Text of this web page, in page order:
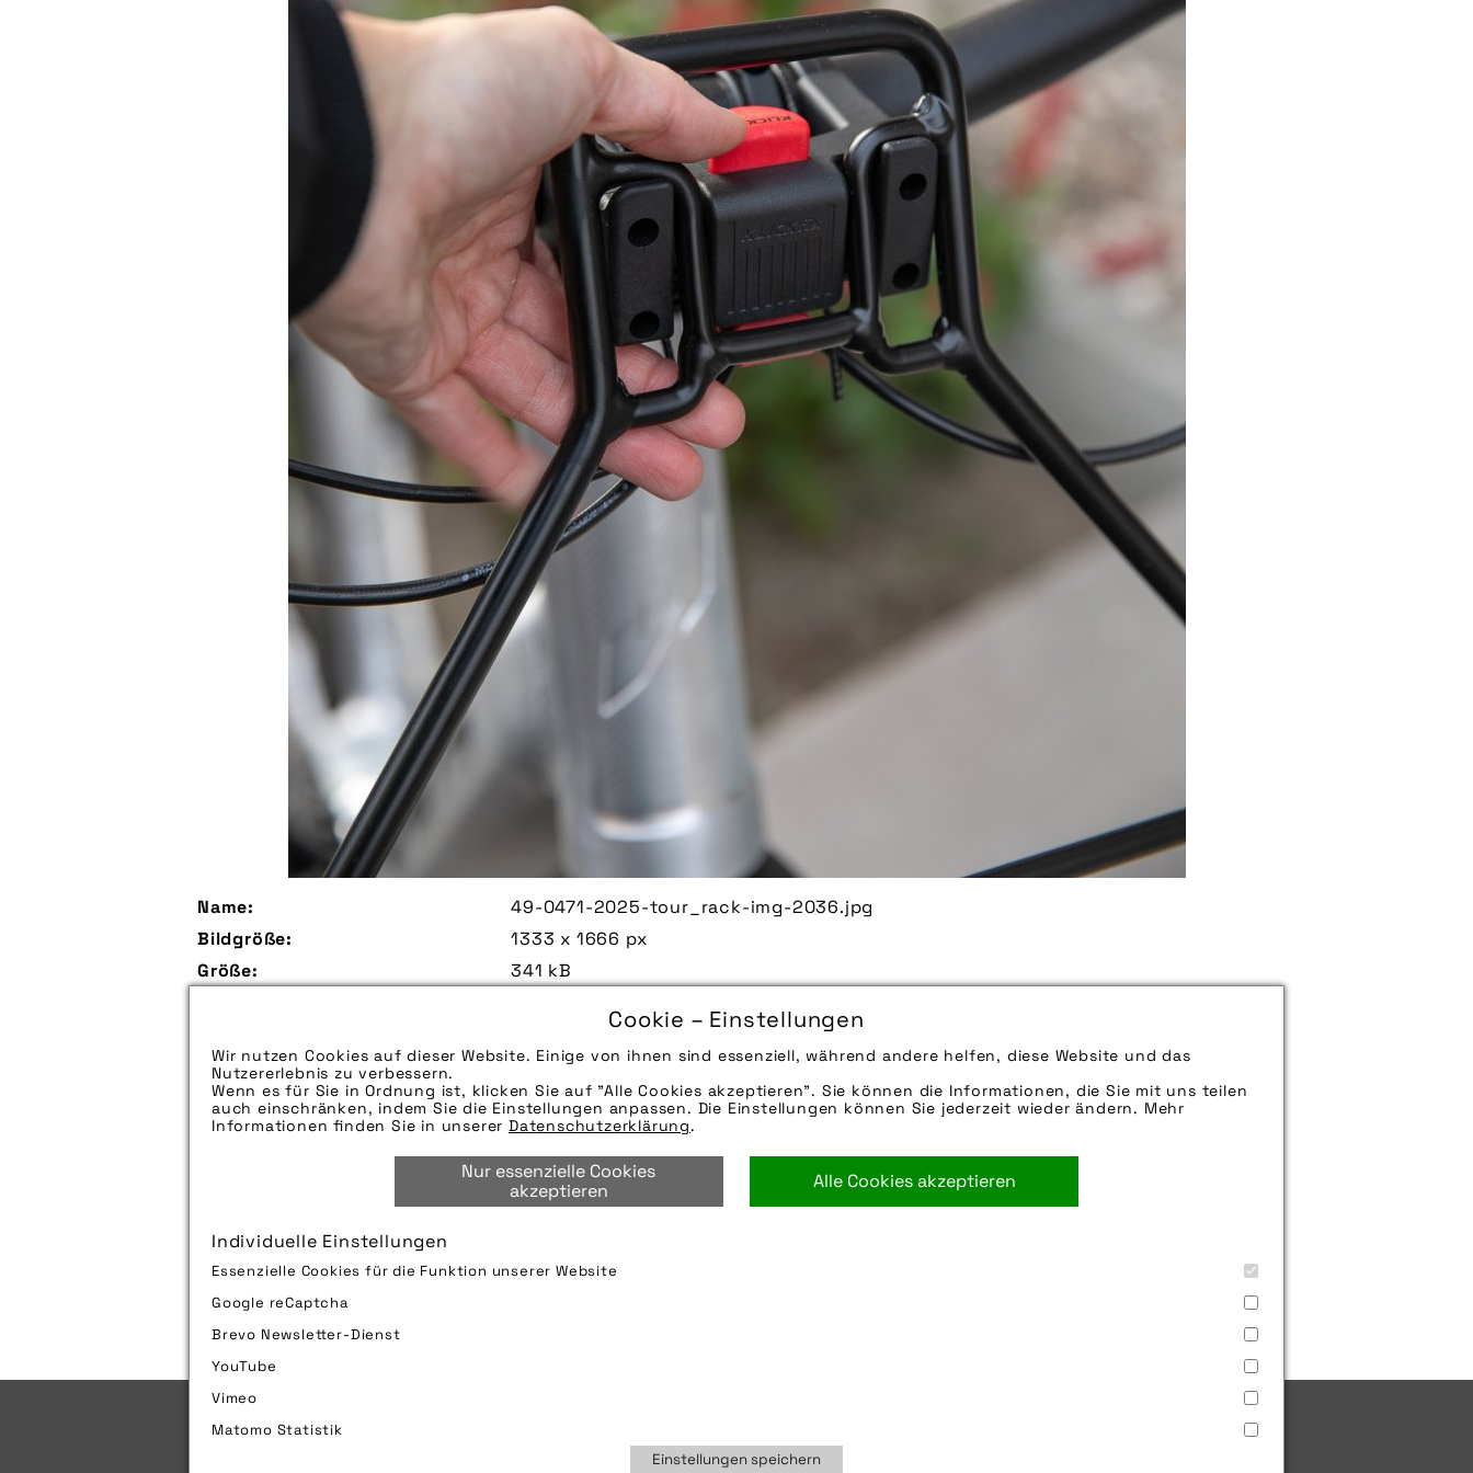
Cookie – Einstellungen
Wir nutzen Cookies auf dieser Website. Einige von ihnen sind essenziell, während andere helfen, diese Website und das
Nutzererlebnis zu verbessern.
Wenn es für Sie in Ordnung ist, klicken Sie auf "Alle Cookies akzeptieren". Sie können die Informationen, die Sie mit uns teilen
auch einschränken, indem Sie die Einstellungen anpassen. Die Einstellungen können Sie jederzeit wieder ändern. Mehr
Informationen finden Sie in unsererDatenschutzerklärung.
Nur essenzielle Cookies
akzeptieren
Alle Cookies akzeptieren
Individuelle Einstellungen
Essenzielle Cookies für die Funktion unserer Website
Google reCaptcha
Brevo Newsletter-Dienst
YouTube
Vimeo
Matomo Statistik
Einstellungen speichern
Name:
49-0471-2025-tour_rack-img-2036.jpg
Bildgröße:
1333 x 1666 px
Größe:
341 kB
Die Bildunterschrift wird in Bälde eingefügt. Sie können uns aber gern auch per E-
Mail oder Telefon kontaktieren, wir helfen gerne weiter.
Zu verwendender Bildnachweis:
Quelle/Source: „www.fahrer-berlin.de | pd-f“
Technik-Info:
Hinweise zur weiteren Recherche:
Hersteller: Fahrer Berlin
fahrer berlin,fahrer berlin gmbh
Bild downloaden